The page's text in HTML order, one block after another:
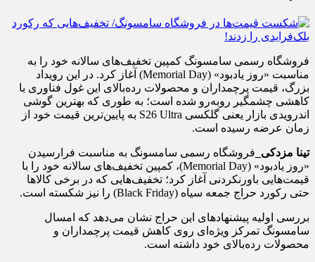
فروشگاه رسمی سامسونگ کمپین تخفیف‌های سالانه خود را به
مناسبت «روز یادبود» (Memorial Day) آغاز کرد. در این رویداد
بزرگ، قیمت پرچمداران و محصولات رده‌بالای این غول فناوری با
کاهشی چشمگیر روبه‌رو شده است؛ به طوری که بهترین گوشی
اندرویدی بازار یعنی گلکسی S26 Ultra به پایین‌ترین قیمت خود از
زمان عرضه رسیده است.
تینا مزدکی_ فروشگاه رسمی سامسونگ به مناسبت فرارسیدن
«روز یادبود» (Memorial Day)، کمپین تخفیف‌های سالانه خود را با
قیمت‌هایی باورنکردنی آغاز کرد؛ تخفیف‌هایی که در برخی کالاها
حتی رکورد حراج جمعه سیاه (Black Friday) را نیز شکسته است.
بررسی اولیه‌ پیشنهادهای این حراج نشان می‌دهد که امسال
سامسونگ تمرکز ویژه‌ای روی کاهش قیمت پرچمداران و
محصولات رده‌بالای خود داشته است.